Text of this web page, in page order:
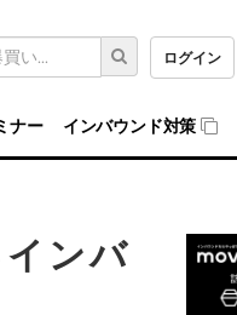
ログイン
ナー インバウンド対策
ンバ